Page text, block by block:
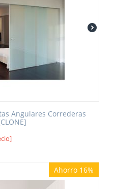
Angulares Correderas
Ahorro 16%